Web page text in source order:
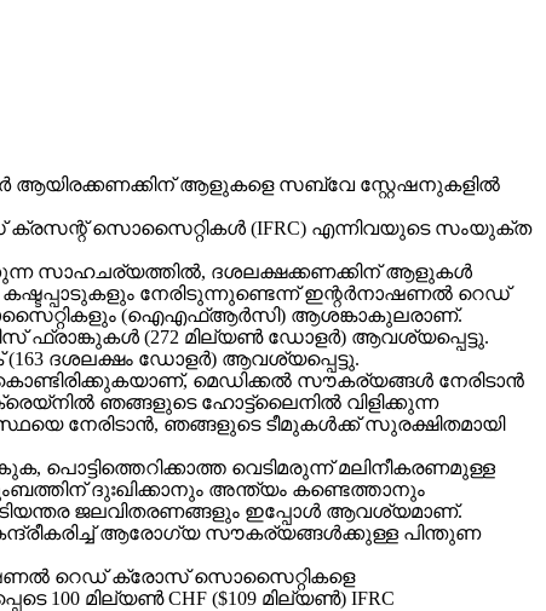
ആയിരക്കണക്കിന് ആളുകളെ സബ്‌വേ സ്റ്റേഷനുകളിൽ
സൊസൈറ്റികൾ (IFRC) എന്നിവയുടെ സംയുക്ത
സാഹചര്യത്തിൽ, ദശലക്ഷക്കണക്കിന് ആളുകൾ
നേരിടുന്നുണ്ടെന്ന് ഇന്റർനാഷണൽ റെഡ്
(ഐഎഫ്ആർസി) ആശങ്കാകുലരാണ്.
ഫ്രാങ്കുകൾ (272 മില്യൺ ഡോളർ) ആവശ്യപ്പെട്ടു.
ദശലക്ഷം ഡോളർ) ആവശ്യപ്പെട്ടു.
മെഡിക്കൽ സൗകര്യങ്ങൾ നേരിടാൻ
ഞങ്ങളുടെ ഹോട്ട്‌ലൈനിൽ വിളിക്കുന്ന
നേരിടാൻ, ഞങ്ങളുടെ ടീമുകൾക്ക് സുരക്ഷിതമായി
പൊട്ടിത്തെറിക്കാത്ത വെടിമരുന്ന് മലിനീകരണമുള്ള
ദുഃഖിക്കാനും അന്ത്യം കണ്ടെത്താനും
അടിയന്തര ജലവിതരണങ്ങളും ഇപ്പോൾ ആവശ്യമാണ്.
ആരോഗ്യ സൗകര്യങ്ങൾക്കുള്ള പിന്തുണ
റെഡ് ക്രോസ് സൊസൈറ്റികളെ
മില്യൺ CHF ($109 മില്യൺ) IFRC